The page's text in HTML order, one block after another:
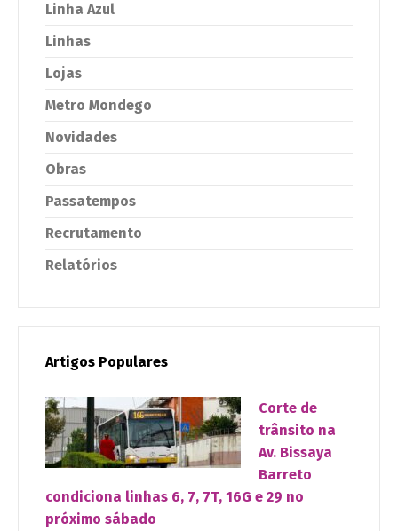
Linha Azul
Linhas
Lojas
Metro Mondego
Novidades
Obras
Passatempos
Recrutamento
Relatórios
Artigos Populares
Corte de
trânsito na
Av. Bissaya
Barreto
condiciona linhas 6, 7, 7T, 16G e 29 no
próximo sábado